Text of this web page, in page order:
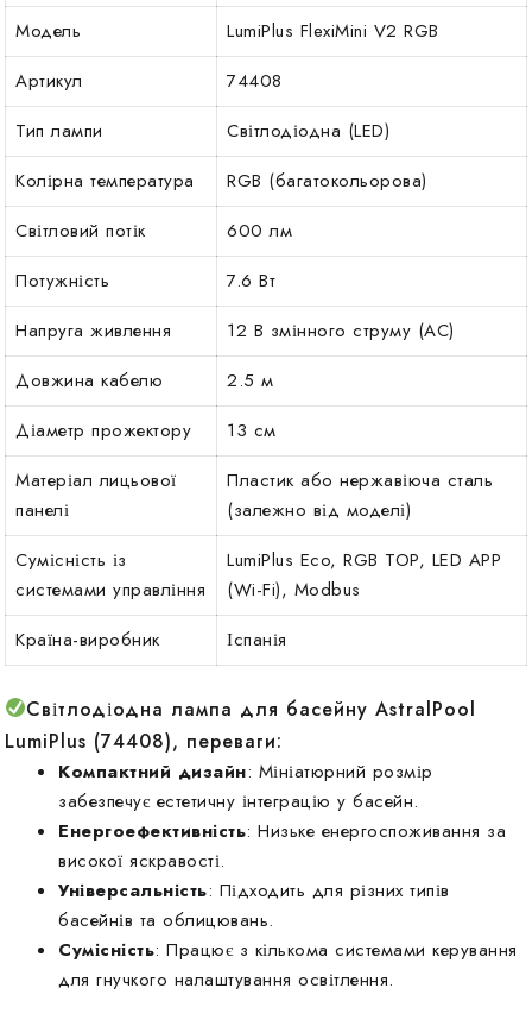
Модель
LumiPlus FlexiMini V2 RGB
Артикул
74408
Тип лампи
Світлодіодна (LED)
Колірна температура
RGB (багатокольорова)
Світловий потік
600 лм
Потужність
7.6 Вт
Напруга живлення
12 В змінного струму (AC)
Довжина кабелю
2.5 м
Діаметр прожектору
13 см
Матеріал лицьової
панелі
Пластик або нержавіюча сталь
(залежно від моделі)
Сумісність із
системами управління
LumiPlus Eco, RGB TOP, LED APP
(Wi-Fi), Modbus
Країна-виробник
Іспанія
Світлодіодна лампа для басейну AstralPool
LumiPlus (74408), переваги:
Компактний дизайн: Мініатюрний розмір
забезпечує естетичну інтеграцію у басейн.
Енергоефективність: Низьке енергоспоживання за
високої яскравості.
Універсальність: Підходить для різних типів
басейнів та облицювань.
Сумісність: Працює з кількома системами керування
для гнучкого налаштування освітлення.